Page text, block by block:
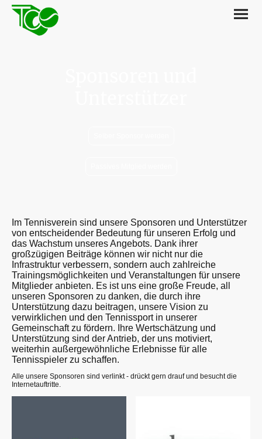
Im Tennisverein sind unsere Sponsoren und Unterstützer
von entscheidender Bedeutung für unseren Erfolg und
das Wachstum unseres Angebots. Dank ihrer
großzügigen Beiträge können wir nicht nur die
Infrastruktur verbessern, sondern auch zahlreiche
Trainingsmöglichkeiten und Veranstaltungen für unsere
Mitglieder anbieten. Es ist uns eine große Freude, all
unseren Sponsoren zu danken, die durch ihre
Unterstützung dazu beitragen, unsere Vision zu
verwirklichen und den Tennissport in unserer
Gemeinschaft zu fördern. Ihre Wertschätzung und
Unterstützung sind der Antrieb, der uns motiviert,
weiterhin außergewöhnliche Erlebnisse für alle
Tennisspieler zu schaffen.
Alle unsere Sponsoren sind verlinkt - drückt gern drauf und besucht die
Internetauftritte.